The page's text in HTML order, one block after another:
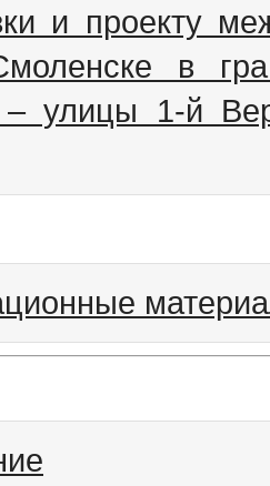
и проекту
в
– улицы 1-й